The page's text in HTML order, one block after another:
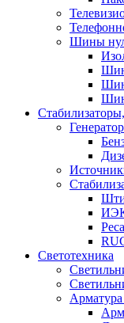
Шины
Светотехника